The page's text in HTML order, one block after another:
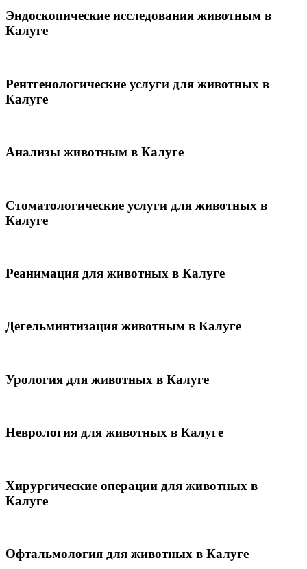
Эндоскопические исследования животным в
Калуге
Рентгенологические услуги для животных в
Калуге
Анализы животным в Калуге
Стоматологические услуги для животных в
Калуге
Реанимация для животных в Калуге
Дегельминтизация животным в Калуге
Урология для животных в Калуге
Неврология для животных в Калуге
Хирургические операции для животных в
Калуге
Офтальмология для животных в Калуге